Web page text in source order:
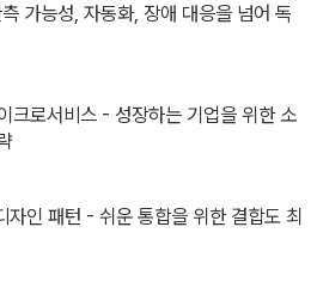
가능성, 자동화, 장애 대응을 넘어 독
크로서비스 - 성장하는 기업을 위한 소
자인 패턴 - 쉬운 통합을 위한 결합도 최